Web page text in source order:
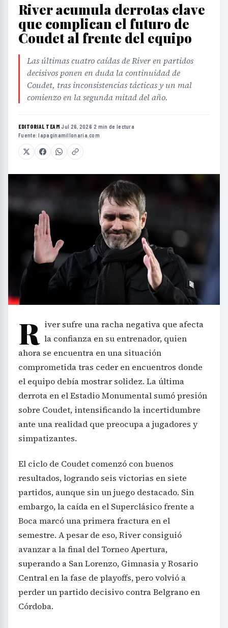
River acumula derrotas clave
que complican el futuro de
Coudet al frente del equipo
Las últimas cuatro caídas de River en partidos
decisivos ponen en duda la continuidad de
Coudet, tras inconsistencias tácticas y un mal
comienzo en la segunda mitad del año.
EDITORIAL TEAM·Jul 26, 2026·2 min de lectura·
Fuente:lapaginamillonaria.com
R iver sufre una racha negativa que afecta
la confianza en su entrenador, quien
ahora se encuentra en una situación
comprometida tras ceder en encuentros donde
el equipo debía mostrar solidez. La última
derrota en el Estadio Monumental sumó presión
sobre Coudet, intensificando la incertidumbre
ante una realidad que preocupa a jugadores y
simpatizantes.
El ciclo de Coudet comenzó con buenos
resultados, logrando seis victorias en siete
partidos, aunque sin un juego destacado. Sin
embargo, la caída en el Superclásico frente a
Boca marcó una primera fractura en el
semestre. A pesar de eso, River consiguió
avanzar a la final del Torneo Apertura,
superando a San Lorenzo, Gimnasia y Rosario
Central en la fase de playoffs, pero volvió a
perder un partido decisivo contra Belgrano en
Córdoba.